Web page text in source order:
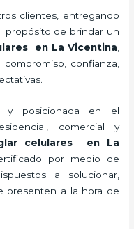
clientes, entregando
propósito de brindar un
en La Vicentina
confianza,
y posicionada en el
comercial y
celulares en La
por medio de
a solucionar,
presenten a la hora de